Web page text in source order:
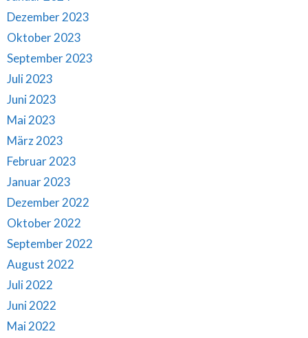
Dezember 2023
Oktober 2023
September 2023
Juli 2023
Juni 2023
Mai 2023
März 2023
Februar 2023
Januar 2023
Dezember 2022
Oktober 2022
September 2022
August 2022
Juli 2022
Juni 2022
Mai 2022